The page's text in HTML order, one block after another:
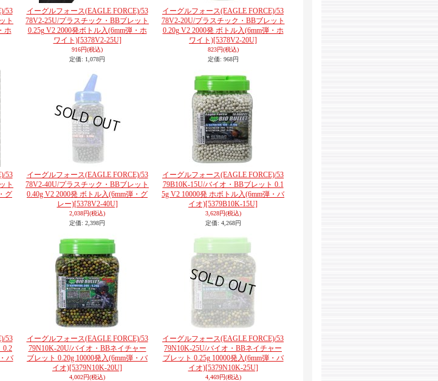
53
ト
ホ
イーグルフォース(EAGLE FORCE)/53
78V2-25U/プラスチック・BBブレット
0.25g V2 2000発ボトル入(6mm弾・ホ
ワイト)[5378V2-25U]
916円(税込)
定価: 1,078円
イーグルフォース(EAGLE FORCE)/53
78V2-20U/プラスチック・BBブレット
0.20g V2 2000発 ボトル入(6mm弾・ホ
ワイト)[5378V2-20U]
823円(税込)
定価: 968円
53
ト
グ
イーグルフォース(EAGLE FORCE)/53
78V2-40U/プラスチック・BBブレット
0.40g V2 2000発 ボトル入(6mm弾・グ
レー)[5378V2-40U]
2,038円(税込)
定価: 2,398円
イーグルフォース(EAGLE FORCE)/53
79B10K-15U/バイオ・BBブレット 0.1
5g V2 10000発 ホボトル入(6mm弾・バ
イオ)[5379B10K-15U]
3,628円(税込)
定価: 4,268円
53
0.2
バ
イーグルフォース(EAGLE FORCE)/53
79N10K-20U/バイオ・BBネイチャー
ブレット 0.20g 10000発入(6mm弾・バ
イオ)[5379N10K-20U]
4,002円(税込)
イーグルフォース(EAGLE FORCE)/53
79N10K-25U/バイオ・BBネイチャー
ブレット 0.25g 10000発入(6mm弾・バ
イオ)[5379N10K-25U]
4,469円(税込)